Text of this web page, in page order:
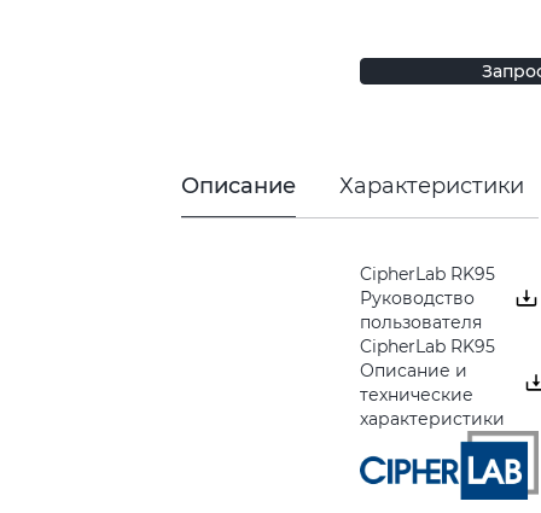
Описание Характеристики
CipherLab RK95
Руководство
пользователя
CipherLab RK95
Описание и
технические
характеристики